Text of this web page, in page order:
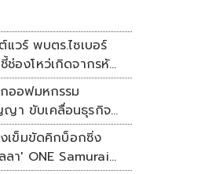
วร์ พบตร.ไซเบอร์
องโหว่เกิดจากรหัส
ช่ถูกแฮกระบบ
ออฟมหกรรม
า ขับเคลื่อนธุรกิจ
เข็มขัดคิกบ็อกซิ่ง
า' ONE Samurai